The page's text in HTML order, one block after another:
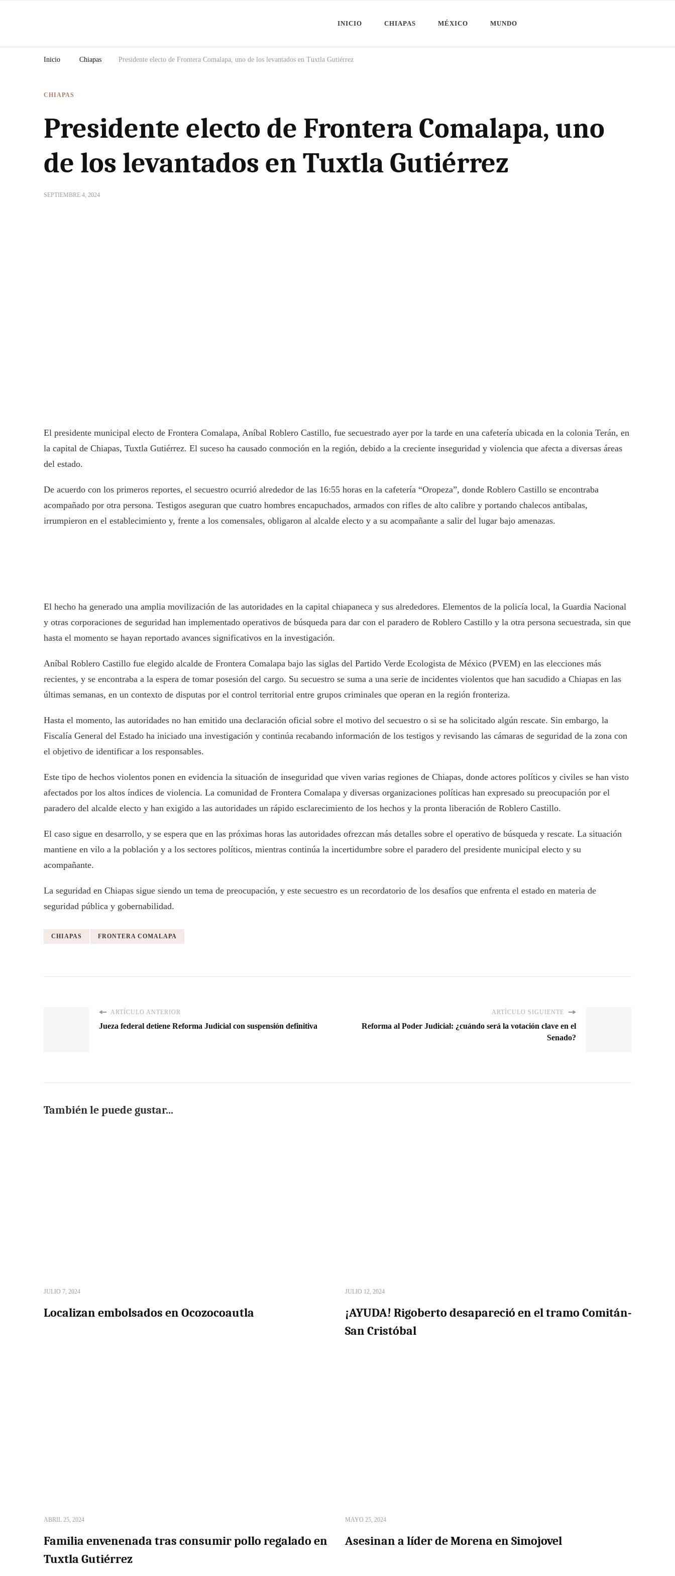
INICIO CHIAPAS MÉXICO MUNDO
Inicio Chiapas Presidente electo de Frontera Comalapa, uno de los levantados en Tuxtla Gutiérrez
CHIAPAS
Presidente electo de Frontera Comalapa, uno
de los levantados en Tuxtla Gutiérrez
SEPTIEMBRE 4, 2024
El presidente municipal electo de Frontera Comalapa, Aníbal Roblero Castillo, fue secuestrado ayer por la tarde en una cafetería ubicada en la colonia Terán, en
la capital de Chiapas, Tuxtla Gutiérrez. El suceso ha causado conmoción en la región, debido a la creciente inseguridad y violencia que afecta a diversas áreas
del estado.
De acuerdo con los primeros reportes, el secuestro ocurrió alrededor de las 16:55 horas en la cafetería “Oropeza”, donde Roblero Castillo se encontraba
acompañado por otra persona. Testigos aseguran que cuatro hombres encapuchados, armados con rifles de alto calibre y portando chalecos antibalas,
irrumpieron en el establecimiento y, frente a los comensales, obligaron al alcalde electo y a su acompañante a salir del lugar bajo amenazas.
El hecho ha generado una amplia movilización de las autoridades en la capital chiapaneca y sus alrededores. Elementos de la policía local, la Guardia Nacional
y otras corporaciones de seguridad han implementado operativos de búsqueda para dar con el paradero de Roblero Castillo y la otra persona secuestrada, sin que
hasta el momento se hayan reportado avances significativos en la investigación.
Aníbal Roblero Castillo fue elegido alcalde de Frontera Comalapa bajo las siglas del Partido Verde Ecologista de México (PVEM) en las elecciones más
recientes, y se encontraba a la espera de tomar posesión del cargo. Su secuestro se suma a una serie de incidentes violentos que han sacudido a Chiapas en las
últimas semanas, en un contexto de disputas por el control territorial entre grupos criminales que operan en la región fronteriza.
Hasta el momento, las autoridades no han emitido una declaración oficial sobre el motivo del secuestro o si se ha solicitado algún rescate. Sin embargo, la
Fiscalía General del Estado ha iniciado una investigación y continúa recabando información de los testigos y revisando las cámaras de seguridad de la zona con
el objetivo de identificar a los responsables.
Este tipo de hechos violentos ponen en evidencia la situación de inseguridad que viven varias regiones de Chiapas, donde actores políticos y civiles se han visto
afectados por los altos índices de violencia. La comunidad de Frontera Comalapa y diversas organizaciones políticas han expresado su preocupación por el
paradero del alcalde electo y han exigido a las autoridades un rápido esclarecimiento de los hechos y la pronta liberación de Roblero Castillo.
El caso sigue en desarrollo, y se espera que en las próximas horas las autoridades ofrezcan más detalles sobre el operativo de búsqueda y rescate. La situación
mantiene en vilo a la población y a los sectores políticos, mientras continúa la incertidumbre sobre el paradero del presidente municipal electo y su
acompañante.
La seguridad en Chiapas sigue siendo un tema de preocupación, y este secuestro es un recordatorio de los desafíos que enfrenta el estado en materia de
seguridad pública y gobernabilidad.
CHIAPAS FRONTERA COMALAPA
ARTÍCULO ANTERIOR
Jueza federal detiene Reforma Judicial con suspensión definitiva
ARTÍCULO SIGUIENTE
Reforma al Poder Judicial: ¿cuándo será la votación clave en el
Senado?
También le puede gustar...
JULIO 7, 2024
Localizan embolsados en Ocozocoautla
JULIO 12, 2024
¡AYUDA! Rigoberto desapareció en el tramo Comitán-
San Cristóbal
ABRIL 25, 2024
Familia envenenada tras consumir pollo regalado en
Tuxtla Gutiérrez
MAYO 25, 2024
Asesinan a líder de Morena en Simojovel